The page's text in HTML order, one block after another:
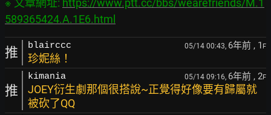
※ 文章網址: https://www.ptt.cc/bbs/wearefriends/M.1
589365424.A.1E6.html
推 blairccc 05/14 00:43, 6年前 , 1 F
珍妮絲！
推
kimania 05/14 09:16, 6年前 , 2F
JOEY衍生劇那個很搭說~正覺得好像要有歸屬就
被砍了QQ